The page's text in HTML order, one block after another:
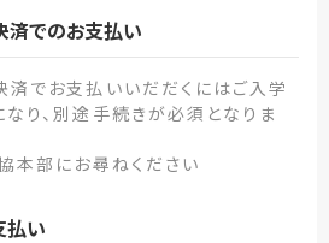
済でのお支払い
でお支払いいだだくにはご入学
り、別途手続きが必須となりま
本部にお尋ねください
払い